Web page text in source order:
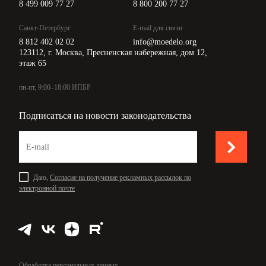
8 499 009 77 27
Санкт-Петербург
8 812 402 02 02
8 800 200 77 27
E-mail для связи
info@moedelo.org
123112, г. Москва, Пресненская набережная, дом 12,
этаж 65
пн-пт, 9:00–18:00 ИПБР
Подписаться на новости законодательства
Даю, Согласие на получение рекламных рассылок по
электронной почте